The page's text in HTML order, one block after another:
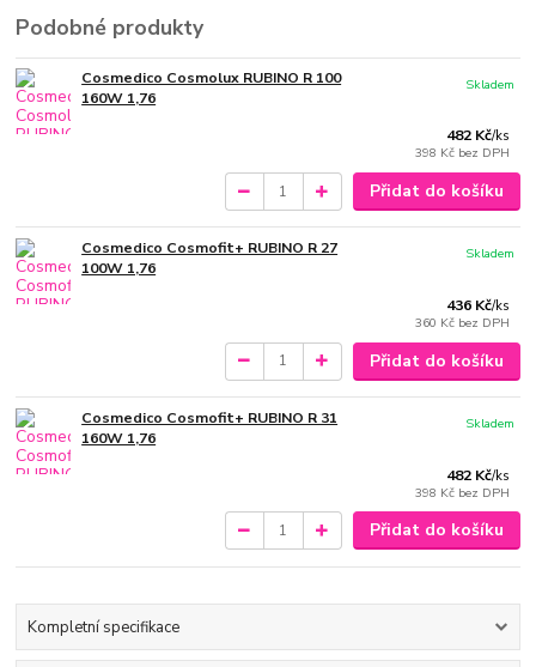
Podobné produkty
Cosmedico Cosmolux RUBINO R 100
160W 1,76
482 Kč/ks
398 Kč bez DPH
Skladem
Přidat do košíku
Cosmedico Cosmofit+ RUBINO R 27
100W 1,76
436 Kč/ks
360 Kč bez DPH
Skladem
Přidat do košíku
Cosmedico Cosmofit+ RUBINO R 31
160W 1,76
482 Kč/ks
398 Kč bez DPH
Skladem
Přidat do košíku
Kompletní specifikace